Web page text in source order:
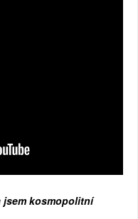
jsem kosmopolitní